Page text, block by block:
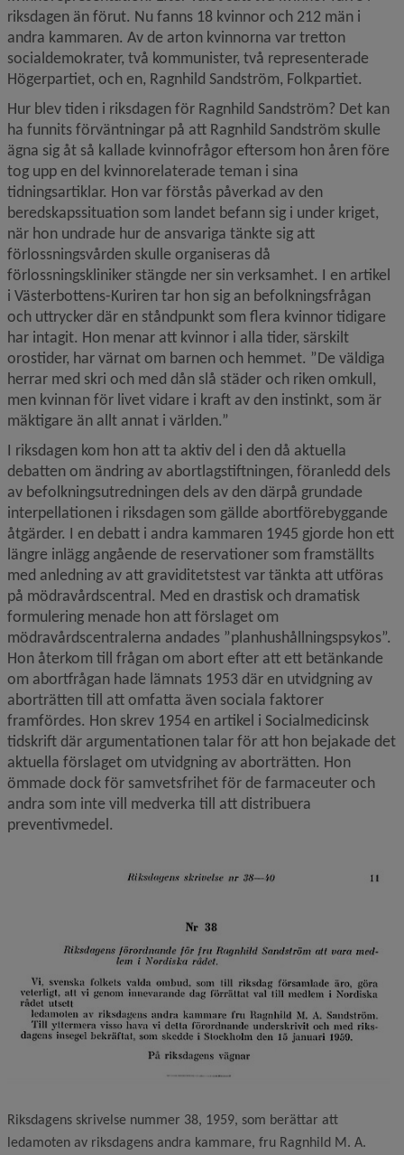
riksdagen än förut. Nu fanns 18 kvinnor och 212 män i
andra kammaren. Av de arton kvinnorna var tretton
socialdemokrater, två kommunister, två representerade
Högerpartiet, och en, Ragnhild Sandström, Folkpartiet.
Hur blev tiden i riksdagen för Ragnhild Sandström? Det kan
ha funnits förväntningar på att Ragnhild Sandström skulle
ägna sig åt så kallade kvinnofrågor eftersom hon åren före
tog upp en del kvinnorelaterade teman i sina
tidningsartiklar. Hon var förstås påverkad av den
beredskapssituation som landet befann sig i under kriget,
när hon undrade hur de ansvariga tänkte sig att
förlossningsvården skulle organiseras då
förlossningskliniker stängde ner sin verksamhet. I en artikel
i Västerbottens-Kuriren tar hon sig an befolkningsfrågan
och uttrycker där en ståndpunkt som flera kvinnor tidigare
har intagit. Hon menar att kvinnor i alla tider, särskilt
orostider, har värnat om barnen och hemmet. ”De väldiga
herrar med skri och med dån slå städer och riken omkull,
men kvinnan för livet vidare i kraft av den instinkt, som är
mäktigare än allt annat i världen.”
I riksdagen kom hon att ta aktiv del i den då aktuella
debatten om ändring av abortlagstiftningen, föranledd dels
av befolkningsutredningen dels av den därpå grundade
interpellationen i riksdagen som gällde abortförebyggande
åtgärder. I en debatt i andra kammaren 1945 gjorde hon ett
längre inlägg angående de reservationer som framställts
med anledning av att graviditetstest var tänkta att utföras
på mödravårdscentral. Med en drastisk och dramatisk
formulering menade hon att förslaget om
mödravårdscentralerna andades ”planhushållningspsykos”.
Hon återkom till frågan om abort efter att ett betänkande
om abortfrågan hade lämnats 1953 där en utvidgning av
aborträtten till att omfatta även sociala faktorer
framfördes. Hon skrev 1954 en artikel i Socialmedicinsk
tidskrift där argumentationen talar för att hon bejakade det
aktuella förslaget om utvidgning av aborträtten. Hon
ömmade dock för samvetsfrihet för de farmaceuter och
andra som inte vill medverka till att distribuera
preventivmedel.
Riksdagens skrivelse nummer 38, 1959, som berättar att
ledamoten av riksdagens andra kammare, fru Ragnhild M. A.